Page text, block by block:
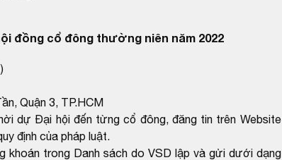
đồng cổ đông thường niên năm 2022
Quận 3, TP.HCM
dự Đại hội đến từng cổ đông, đăng tin trên Website
định của pháp luật.
khoán trong Danh sách do VSD lập và gửi dưới dạng